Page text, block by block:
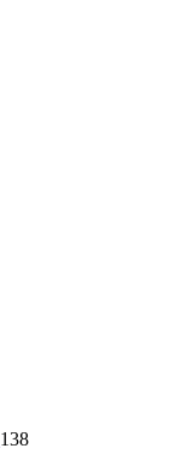
138